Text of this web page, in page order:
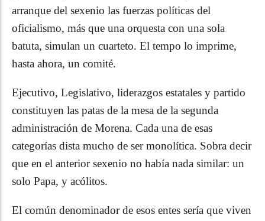
arranque del sexenio las fuerzas políticas del
oficialismo, más que una orquesta con una sola
batuta, simulan un cuarteto. El tempo lo imprime,
hasta ahora, un comité.
Ejecutivo, Legislativo, liderazgos estatales y partido
constituyen las patas de la mesa de la segunda
administración de Morena. Cada una de esas
categorías dista mucho de ser monolítica. Sobra decir
que en el anterior sexenio no había nada similar: un
solo Papa, y acólitos.
El común denominador de esos entes sería que viven